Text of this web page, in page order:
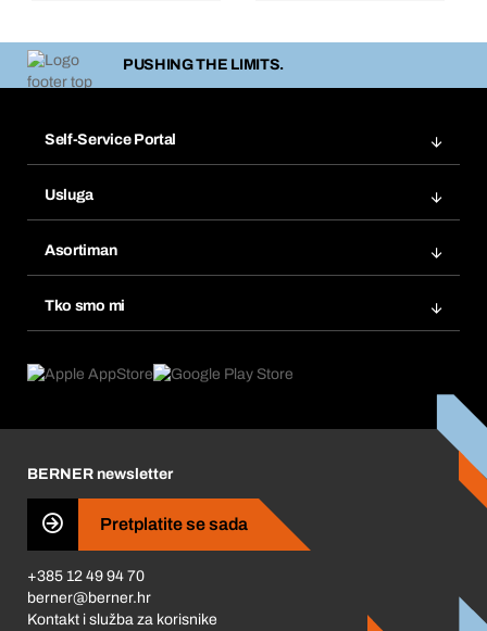
PUSHING THE LIMITS.
Self-Service Portal
Popisi želja
Ponovno naručivanje
Pretplate
Usluga
Tražitelji proizvoda
Asortiman
Tko smo mi
Što nas pokreće
Business Conduct
BERNER newsletter
Pretplatite se sada
+385 12 49 94 70
berner@berner.hr
Kontakt i služba za korisnike